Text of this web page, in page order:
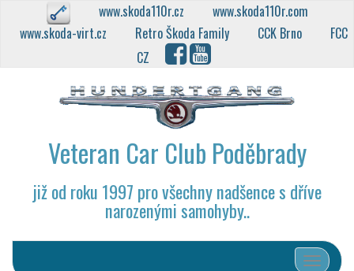
www.skoda110r.cz
www.skoda110r.com
www.skoda-virt.cz
Retro Škoda Family CCK Brno
FCC
CZ
Veteran Car Club Poděbrady
již od roku 1997 pro všechny nadšence s dříve
narozenými samohyby..